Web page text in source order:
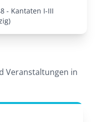
- Kantaten I-III
Veranstaltungen in